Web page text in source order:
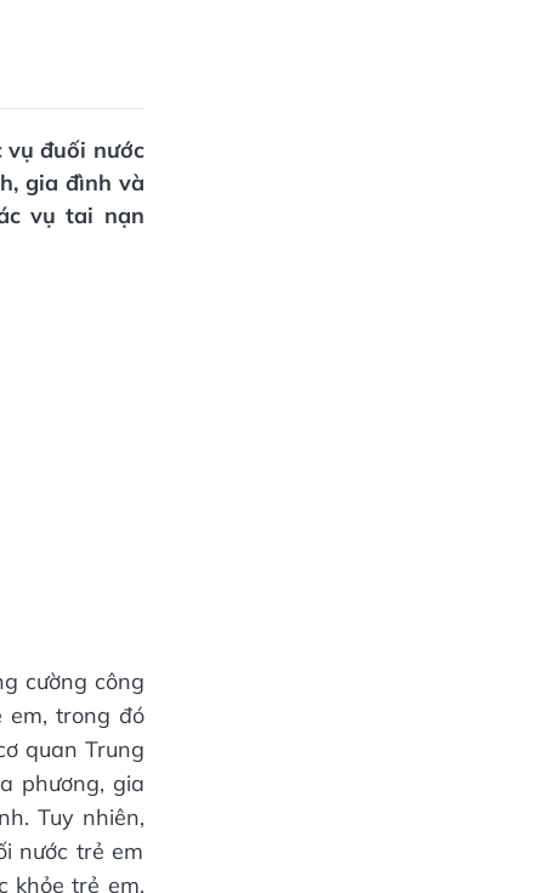
vụ đuối nước
gia đình và
vụ tai nạn
cường công
em, trong đó
quan Trung
phương, gia
Tuy nhiên,
nước trẻ em
khỏe trẻ em,